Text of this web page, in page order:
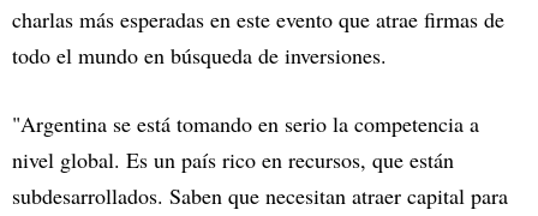
charlas más esperadas en este evento que atrae firmas de
todo el mundo en búsqueda de inversiones.
"Argentina se está tomando en serio la competencia a
nivel global. Es un país rico en recursos, que están
subdesarrollados. Saben que necesitan atraer capital para